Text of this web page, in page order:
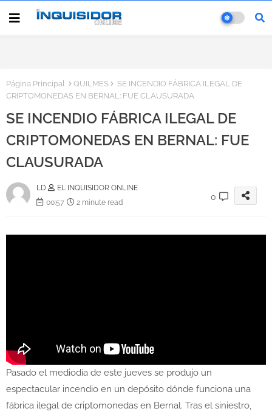
Página Principal QUILMES
SE INCENDIO FÁBRICA ILEGAL DE
CRIPTOMONEDAS EN BERNAL: FUE CLAUSURADA
SE INCENDIO FÁBRICA ILEGAL DE
CRIPTOMONEDAS EN BERNAL: FUE
CLAUSURADA
LD
EL INQUISIDOR ONLINE
00:57
2 minute read
0
Pasado el mediodía de este jueves se produjo un
espectacular incendio en un depósito dónde funciona una
fábrica ilegal de criptomonedas en Bernal. Tras el siniestro,